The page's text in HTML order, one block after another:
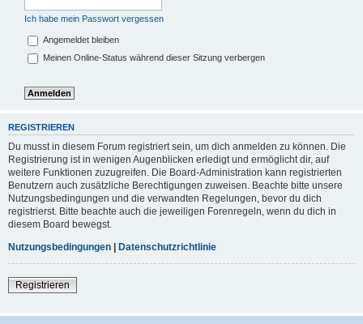
Ich habe mein Passwort vergessen
Angemeldet bleiben
Meinen Online-Status während dieser Sitzung verbergen
REGISTRIEREN
Du musst in diesem Forum registriert sein, um dich anmelden zu können. Die
Registrierung ist in wenigen Augenblicken erledigt und ermöglicht dir, auf
weitere Funktionen zuzugreifen. Die Board-Administration kann registrierten
Benutzern auch zusätzliche Berechtigungen zuweisen. Beachte bitte unsere
Nutzungsbedingungen und die verwandten Regelungen, bevor du dich
registrierst. Bitte beachte auch die jeweiligen Forenregeln, wenn du dich in
diesem Board bewegst.
Nutzungsbedingungen | Datenschutzrichtlinie
Registrieren